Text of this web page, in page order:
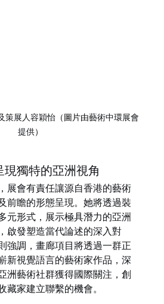
策展人容穎怡 （圖片由藝術中環展會
提供）
獨特的亞洲視角
展會有責任讓源自香港的藝術
前瞻的形態呈現。她將透過裝
元形式，展示極具潛力的亞洲
啟發塑造當代論述的深入對
強調，畫廊項目將透過一群正
新視覺語言的藝術家作品，深
洲藝術社群獲得國際關注，創
藏家建立聯繫的機會。